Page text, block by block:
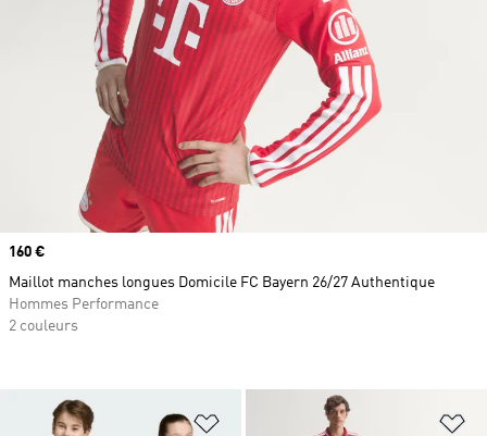
Ajouter à la Liste de produits
Prix
160 €
Maillot manches longues Domicile FC Bayern 26/27 Authentique
Hommes Performance
2 couleurs